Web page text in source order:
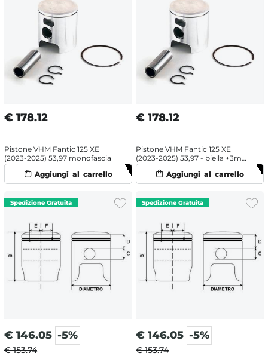
€ 178.12
Pistone VHM Fantic 125 XE
(2023-2025) 53,97 monofascia
€ 178.12
Pistone VHM Fantic 125 XE
(2023-2025) 53,97 - biella +3mm
monofascia
€ 146.05 -5%
€ 153.74
€ 146.05 -5%
€ 153.74